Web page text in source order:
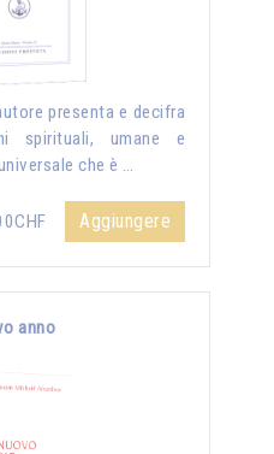
presenta e decifra
spirituali, umane e
che è …
Aggiungere
anno